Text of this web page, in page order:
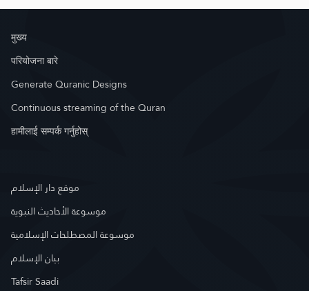
मुख्य
परियोजना बारे
Generate Quranic Designs
Continuous streaming of the Quran
हामीलाई सम्पर्क गर्नुहोस्
موقع دار الإسلام
موسوعة الأحاديث النبوية
موسوعة المصطلحات الإسلامية
بيان الإسلام
Tafsir Saadi